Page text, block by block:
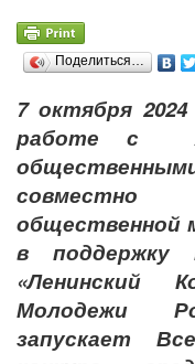
Поделиться…
7 октября
работе с
совместно
общественной
в поддержку
«Ленинский
Молодежи
запускает